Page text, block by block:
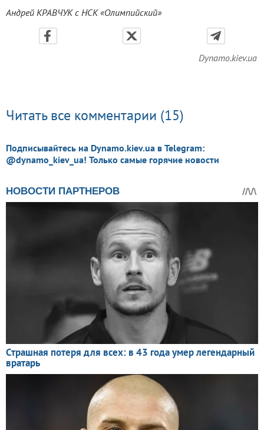
Андрей КРАВЧУК с НСК «Олимпийский»
Dynamo.kiev.ua
Читать все комментарии (15)
Подписывайтесь на Dynamo.kiev.ua в Telegram:
@dynamo_kiev_ua! Только самые горячие новости